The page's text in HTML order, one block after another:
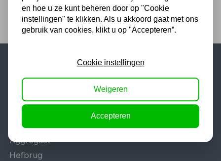
Populaire categorieën
Werkplaatsinrichting
Lasapparaat
Tig lasapparaat
Aggregaat
Hefbrug
en hoe u ze kunt beheren door op "Cookie
instellingen" te klikken. Als u akkoord gaat met ons
gebruik van cookies, klikt u op "Accepteren”.
Cookie instellingen
Weigeren
Accepteren